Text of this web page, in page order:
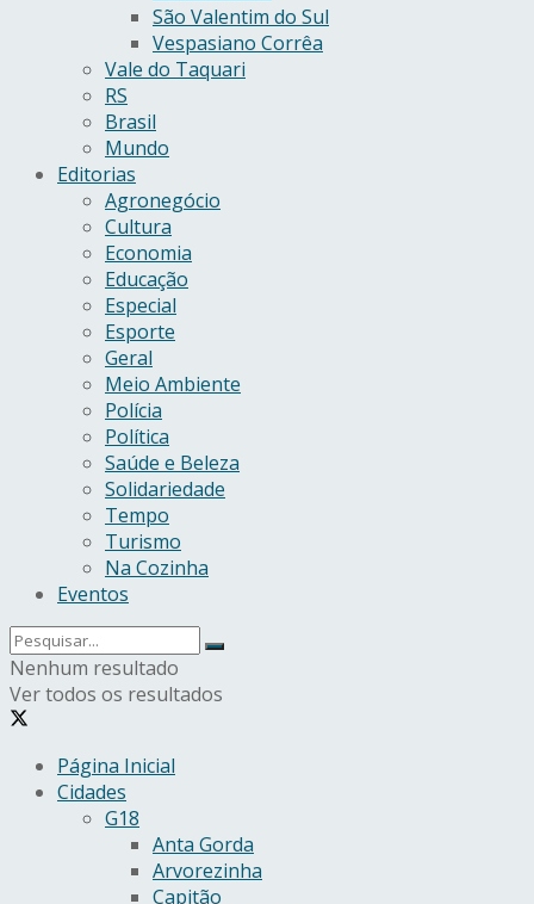
São Valentim do Sul
Vespasiano Corrêa
Vale do Taquari
RS
Brasil
Mundo
Editorias
Agronegócio
Cultura
Economia
Educação
Especial
Esporte
Geral
Meio Ambiente
Polícia
Política
Saúde e Beleza
Solidariedade
Tempo
Turismo
Na Cozinha
Eventos
Nenhum resultado
Ver todos os resultados
Página Inicial
Cidades
G18
Anta Gorda
Arvorezinha
Capitão